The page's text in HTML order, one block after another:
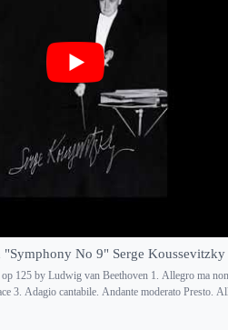
"Symphony No 9" Serge Koussevitzky
125 by Ludwig van Beethoven 1. Allegro ma
3. Adagio cantabile. Andante moderato Presto.